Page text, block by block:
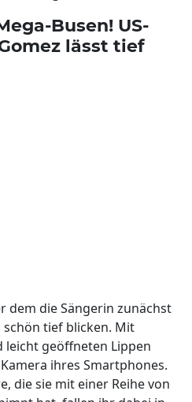
Busen! US-
lässt tief
dem die Sängerin zunächst
tief blicken. Mit
geöffneten Lippen
ihres Smartphones.
die sie mit einer Reihe von